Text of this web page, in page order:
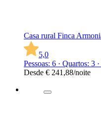
Casa rural Finca
5,0
Pessoas: 6 · Quartos: 3
Desde € 241,88/noite